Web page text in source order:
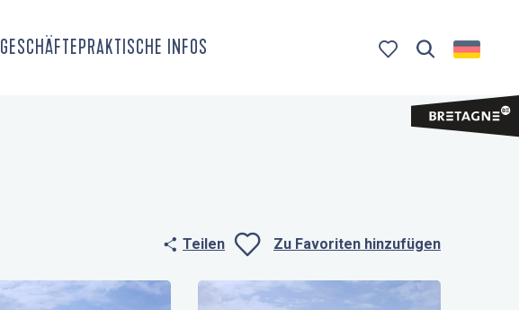
GESCHÄFTEPRAKTISCHE INFOS
Teilen
Ajouter aux
Zu Favoriten hinzufügen